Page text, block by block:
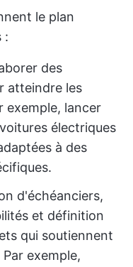
le plan
:
des
atteindre les
exemple, lancer
électriques
à des
d'échéanciers,
et définition
qui soutiennent
exemple,